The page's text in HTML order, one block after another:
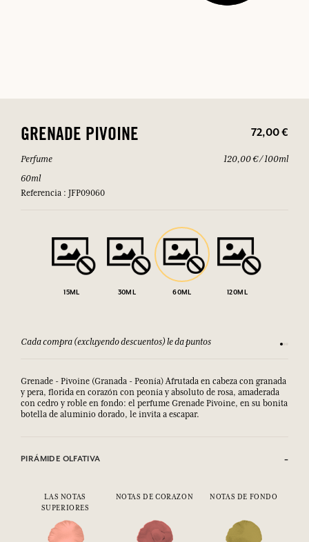
GRENADE PIVOINE 72,00 €
Perfume
60ml
Referencia : JFP09060
120,00 € / 100ml
15ML 30ML 60ML 120ML
Cada compra (excluyendo descuentos) le da puntos
Grenade - Pivoine (Granada - Peonía) Afrutada en cabeza con granada
y pera, florida en corazón con peonía y absoluto de rosa, amaderada
con cedro y roble en fondo: el perfume Grenade Pivoine, en su bonita
botella de aluminio dorado, le invita a escapar.
PIRÁMIDE OLFATIVA
LAS NOTAS
SUPERIORES
NOTAS DE CORAZON NOTAS DE FONDO